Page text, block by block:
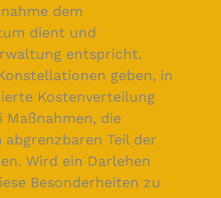
dem
dient und
entspricht.
geben, in
Kostenverteilung
die
Teil der
Wird ein Darlehen
Besonderheiten zu